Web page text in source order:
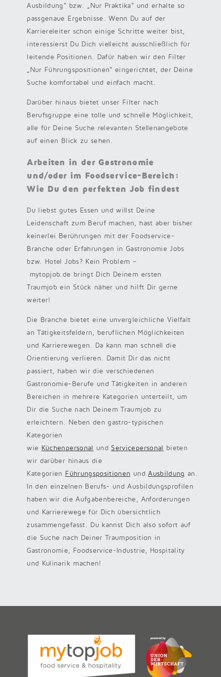
Ausbildung“ bzw. „Nur Praktika“ und erhalte so
passgenaue Ergebnisse. Wenn Du auf der
Karriereleiter schon einige Schritte weiter bist,
interessierst Du Dich vielleicht ausschließlich für
leitende Positionen. Dafür haben wir den Filter
„Nur Führungspositionen“ eingerichtet, der Deine
Suche komfortabel und einfach macht.
Darüber hinaus bietet unser Filter nach
Berufsgruppe eine tolle und schnelle Möglichkeit,
alle für Deine Suche relevanten Stellenangebote
auf einen Blick zu sehen.
Arbeiten in der Gastronomie
und/oder im Foodservice-Bereich:
Wie Du den perfekten Job findest
Du liebst gutes Essen und willst Deine
Leidenschaft zum Beruf machen, hast aber bisher
keinerlei Berührungen mit der Foodservice-
Branche oder Erfahrungen in Gastronomie Jobs
bzw. Hotel Jobs? Kein Problem –
mytopjob.de bringt Dich Deinem ersten
Traumjob ein Stück näher und hilft Dir gerne
weiter!
Die Branche bietet eine unvergleichliche Vielfalt
an Tätigkeitsfeldern, beruflichen Möglichkeiten
und Karrierewegen. Da kann man schnell die
Orientierung verlieren. Damit Dir das nicht
passiert, haben wir die verschiedenen
Gastronomie-Berufe und Tätigkeiten in anderen
Bereichen in mehrere Kategorien unterteilt, um
Dir die Suche nach Deinem Traumjob zu
erleichtern. Neben den gastro-typischen
Kategorien
wie Küchenpersonal und Servicepersonal bieten
wir darüber hinaus die
Kategorien Führungspositionen undAusbildung an.
In den einzelnen Berufs- und Ausbildungsprofilen
haben wir die Aufgabenbereiche, Anforderungen
und Karrierewege für Dich übersichtlich
zusammengefasst. Du kannst Dich also sofort auf
die Suche nach Deiner Traumposition in
Gastronomie, Foodservice-Industrie, Hospitality
und Kulinarik machen!